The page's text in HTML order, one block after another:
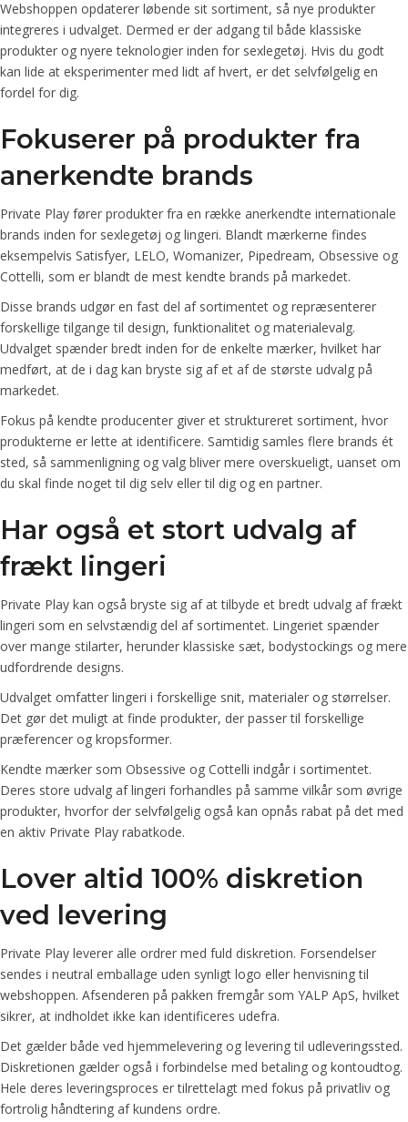
Webshoppen opdaterer løbende sit sortiment, så nye produkter
integreres i udvalget. Dermed er der adgang til både klassiske
produkter og nyere teknologier inden for sexlegetøj. Hvis du godt
kan lide at eksperimenter med lidt af hvert, er det selvfølgelig en
fordel for dig.
Fokuserer på produkter fra
anerkendte brands
Private Play fører produkter fra en række anerkendte internationale
brands inden for sexlegetøj og lingeri. Blandt mærkerne findes
eksempelvis Satisfyer, LELO, Womanizer, Pipedream, Obsessive og
Cottelli, som er blandt de mest kendte brands på markedet.
Disse brands udgør en fast del af sortimentet og repræsenterer
forskellige tilgange til design, funktionalitet og materialevalg.
Udvalget spænder bredt inden for de enkelte mærker, hvilket har
medført, at de i dag kan bryste sig af et af de største udvalg på
markedet.
Fokus på kendte producenter giver et struktureret sortiment, hvor
produkterne er lette at identificere. Samtidig samles flere brands ét
sted, så sammenligning og valg bliver mere overskueligt, uanset om
du skal finde noget til dig selv eller til dig og en partner.
Har også et stort udvalg af
frækt lingeri
Private Play kan også bryste sig af at tilbyde et bredt udvalg af frækt
lingeri som en selvstændig del af sortimentet. Lingeriet spænder
over mange stilarter, herunder klassiske sæt, bodystockings og mere
udfordrende designs.
Udvalget omfatter lingeri i forskellige snit, materialer og størrelser.
Det gør det muligt at finde produkter, der passer til forskellige
præferencer og kropsformer.
Kendte mærker som Obsessive og Cottelli indgår i sortimentet.
Deres store udvalg af lingeri forhandles på samme vilkår som øvrige
produkter, hvorfor der selvfølgelig også kan opnås rabat på det med
en aktiv Private Play rabatkode.
Lover altid 100% diskretion
ved levering
Private Play leverer alle ordrer med fuld diskretion. Forsendelser
sendes i neutral emballage uden synligt logo eller henvisning til
webshoppen. Afsenderen på pakken fremgår som YALP ApS, hvilket
sikrer, at indholdet ikke kan identificeres udefra.
Det gælder både ved hjemmelevering og levering til udleveringssted.
Diskretionen gælder også i forbindelse med betaling og kontoudtog.
Hele deres leveringsproces er tilrettelagt med fokus på privatliv og
fortrolig håndtering af kundens ordre.